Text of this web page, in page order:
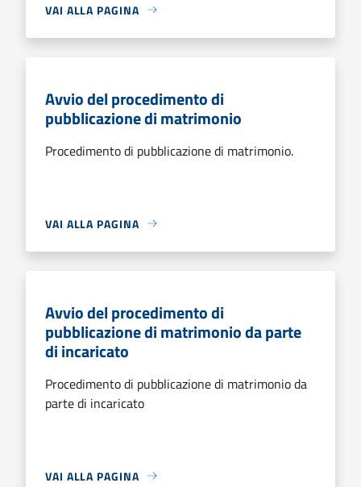
VAI ALLA PAGINA
Avvio del procedimento di
pubblicazione di matrimonio
Procedimento di pubblicazione di matrimonio.
VAI ALLA PAGINA
Avvio del procedimento di
pubblicazione di matrimonio da parte
di incaricato
Procedimento di pubblicazione di matrimonio da
parte di incaricato
VAI ALLA PAGINA